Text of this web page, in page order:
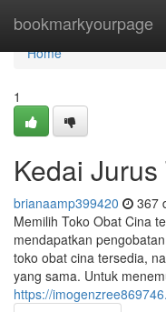
bookmarkyourpage
Home
Home
1
Kedai
brianaamp399420 367
Memilih Toko Obat Cina
mendapatkan
toko obat cina tersedia,
yang sama. Untuk
https://